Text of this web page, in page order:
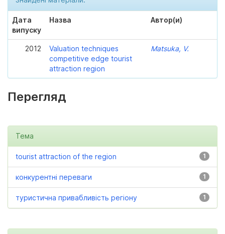
Дата
випуску
Назва Автор(и)
2012
Valuation techniques
competitive edge tourist
attraction region
Matsuka, V.
Перегляд
Тема
1
tourist attraction of the region
1
конкурентні переваги
1
туристична привабливість регіону